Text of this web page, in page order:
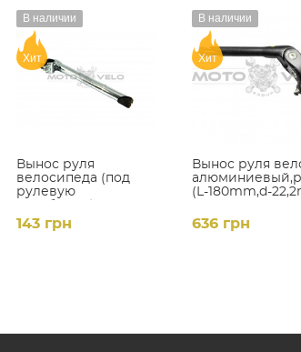
Вынос руля
велосипеда (под
рулевую
250mm, D-22mm)
(хром)
В наличии
Хит
143 грн
Вынос руля
(L-180mm,d-
В наличии
Хит
636 грн